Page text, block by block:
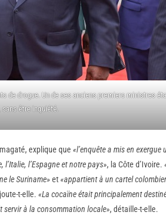
de drogue. Un de ses anciens premiers ministres
sans être inquiété.
explique que «l’enquête a mis en exergue
l’Espagne et notre pays», la Côte d’Ivoire.
le Suriname» et«appartient à un cartel
t-elle. «La cocaïne était principalement
servir à la consommation locale», détaille-t-elle.